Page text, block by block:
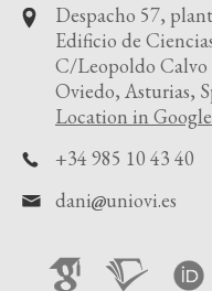
Despacho 57,
Edificio de
C/Leopoldo Calvo
Oviedo, Asturias,
Location in
+34 985 10 43 40
dani
uniovi.es